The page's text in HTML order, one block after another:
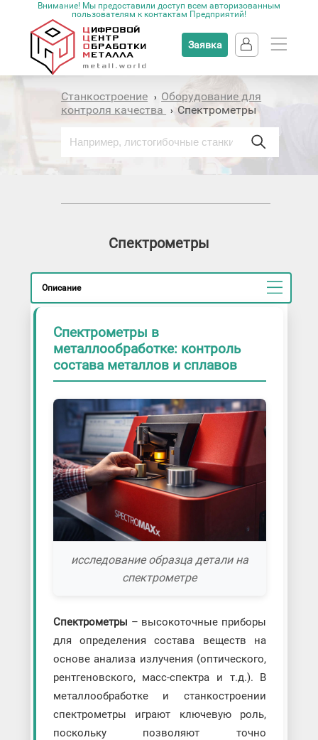
Внимание! Мы предоставили доступ всем авторизованным
пользователям к контактам Предприятий!
Заявка
Станкостроение › Оборудование для
контроля качества
› Спектрометры
Спектрометры
Описание
Спектрометры в
металлообработке: контроль
состава металлов и сплавов
исследование образца детали на
спектрометре
Спектрометры – высокоточные приборы
для определения состава веществ на
основе анализа излучения (оптического,
рентгеновского, масс-спектра и т.д.). В
металлообработке и станкостроении
спектрометры играют ключевую роль,
поскольку позволяют точно